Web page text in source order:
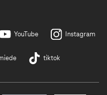
YouTube Instagram
tiktok